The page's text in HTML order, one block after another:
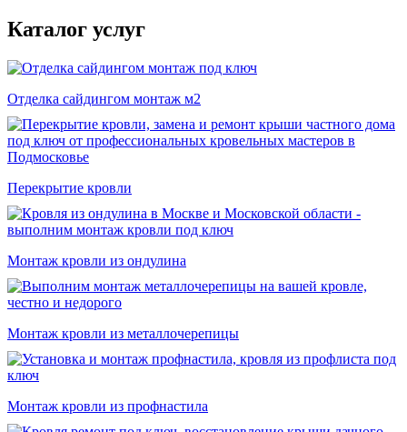
Каталог услуг
Отделка сайдингом монтаж м2
Перекрытие кровли
Монтаж кровли из ондулина
Монтаж кровли из металлочерепицы
Монтаж кровли из профнастила